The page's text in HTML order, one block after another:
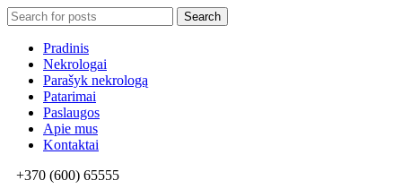
Search
for:
Search
Pradinis
Nekrologai
Parašyk nekrologą
Patarimai
Paslaugos
Apie mus
Kontaktai
+370 (600) 65555